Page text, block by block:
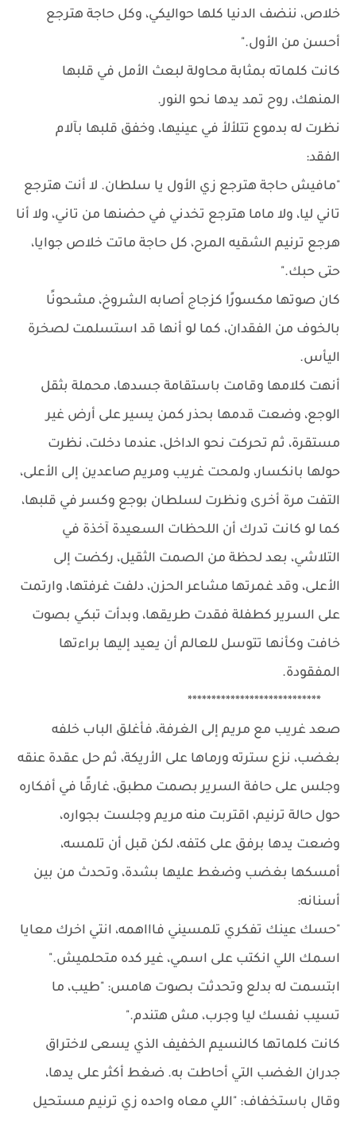
خلاص، ننضف الدنيا كلها حواليكي، وكل حاجة هترجع
أحسن من الأول."
كانت كلماته بمثابة محاولة لبعث الأمل في قلبها
المنهك، روح تمد يدها نحو النور.
نظرت له بدموع تتلألأ في عينيها، وخفق قلبها بآلام
الفقد:
"مافيش حاجة هترجع زي الأول يا سلطان. لا أنت هترجع
تاني ليا، ولا ماما هترجع تخدني في حضنها من تاني، ولا أنا
هرجع ترنيم الشقيه المرح، كل حاجة ماتت خلاص جوايا،
حتى حبك."
كان صوتها مكسورًا كزجاج أصابه الشروخ، مشحونًا
بالخوف من الفقدان، كما لو أنها قد استسلمت لصخرة
اليأس.
أنهت كلامها وقامت باستقامة جسدها، محملة بثقل
الوجع، وضعت قدمها بحذر كمن يسير على أرض غير
مستقرة، ثم تحركت نحو الداخل، عندما دخلت، نظرت
حولها بانكسار، ولمحت غريب ومريم صاعدين إلى الأعلى،
التفت مرة أخرى ونظرت لسلطان بوجع وكسر في قلبها،
كما لو كانت تدرك أن اللحظات السعيدة آخذة في
التلاشي، بعد لحظة من الصمت الثقيل، ركضت إلى
الأعلى، وقد غمرتها مشاعر الحزن، دلفت غرفتها، وارتمت
على السرير كطفلة فقدت طريقها، وبدأت تبكي بصوت
خافت وكأنها تتوسل للعالم أن يعيد إليها براءتها
المفقودة.
****************************
صعد غريب مع مريم إلى الغرفة، فأغلق الباب خلفه
بغضب، نزع سترته ورماها على الأريكة، ثم حل عقدة عنقه
وجلس على حافة السرير بصمت مطبق، غارقًا في أفكاره
حول حالة ترنيم، اقتربت منه مريم وجلست بجواره،
وضعت يدها برفق على كتفه، لكن قبل أن تلمسه،
أمسكها بغضب وضغط عليها بشدة، وتحدث من بين
أسنانه:
"حسك عينك تفكري تلمسيني فاااهمه، انتي اخرك معايا
اسمك اللي انكتب على اسمي، غير كده متحلميش."
ابتسمت له بدلع وتحدثت بصوت هامس: "طيب، ما
تسيب نفسك ليا وجرب، مش هتندم."
كانت كلماتها كالنسيم الخفيف الذي يسعى لاختراق
جدران الغضب التي أحاطت به. ضغط أكثر على يدها،
وقال باستخفاف: "اللي معاه واحده زي ترنيم مستحيل